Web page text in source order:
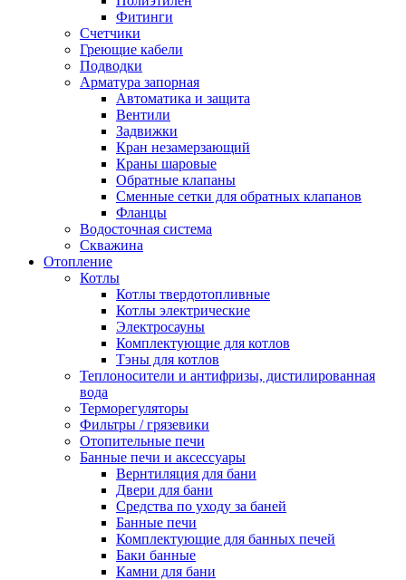
Фитинги
Счетчики
Греющие кабели
Подводки
Арматура запорная
Автоматика и защита
Вентили
Задвижки
Кран незамерзающий
Краны шаровые
Обратные клапаны
Сменные сетки для обратных клапанов
Фланцы
Водосточная система
Скважина
Отопление
Котлы
Котлы твердотопливные
Котлы электрические
Электросауны
Комплектующие для котлов
Тэны для котлов
Теплоносители и антифризы, дистилированная
вода
Терморегуляторы
Фильтры / грязевики
Отопительные печи
Банные печи и аксессуары
Вернтиляция для бани
Двери для бани
Средства по уходу за баней
Банные печи
Комплектующие для банных печей
Баки банные
Камни для бани